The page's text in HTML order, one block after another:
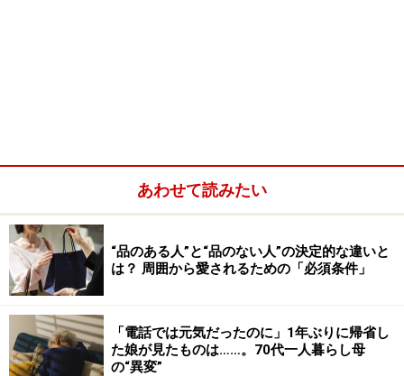
あわせて読みたい
“品のある人”と“品のない人”の決定的な違いと
は？ 周囲から愛されるための「必須条件」
「電話では元気だったのに」1年ぶりに帰省し
た娘が見たものは……。70代一人暮らし母
の“異変”